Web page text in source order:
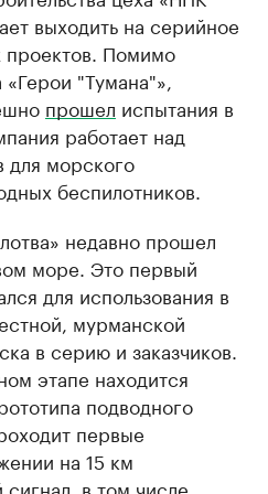
выходить на серийное
проектов. Помимо
«Герои "Тумана"»,
прошел испытания в
работает над
для морского
беспилотников.
недавно прошел
море. Это первый
для использования в
мурманской
в серию и заказчиков.
этапе находится
подводного
первые
на 15 км
в том числе